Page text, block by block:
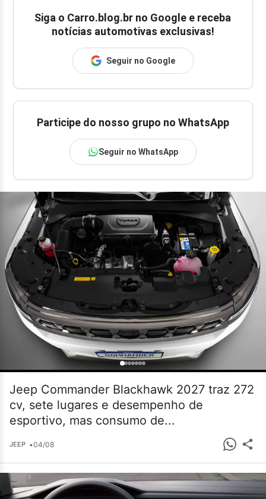
Siga o Carro.blog.br no Google e receba
notícias automotivas exclusivas!
Seguir no Google
Participe do nosso grupo no WhatsApp
Seguir no WhatsApp
Jeep Commander Blackhawk 2027 traz 272
cv, sete lugares e desempenho de
esportivo, mas consumo de...
JEEP •04/08